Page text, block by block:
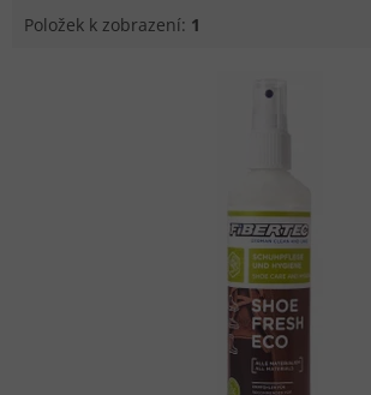
Položek k zobrazení: 1